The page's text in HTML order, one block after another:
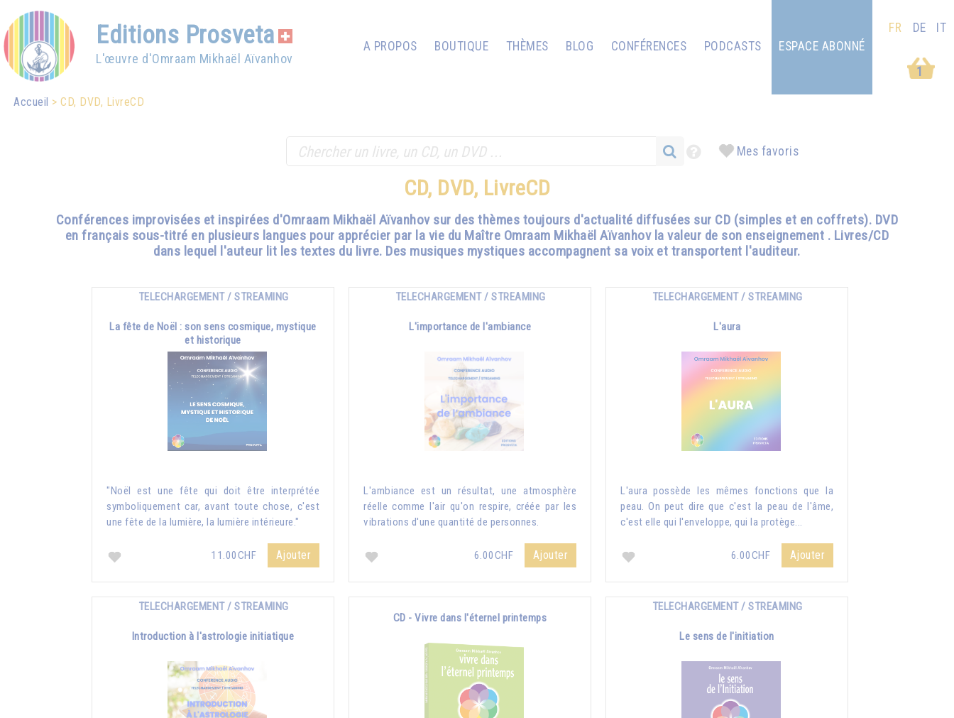
Editions Prosveta
L'œuvre d'Omraam Mikhaël Aïvanhov
A PROPOS BOUTIQUE THÈMES BLOG CONFÉRENCES
PODCASTS
1
ESPACE ABONNÉ
FR DE IT
Accueil CD, DVD, LivreCD
Mes favoris
CD, DVD, LivreCD
Conférences improvisées et inspirées d'Omraam Mikhaël Aïvanhov sur des thèmes toujours d'actualité diffusées sur CD (simples et en coffrets). DVD
en français sous-titré en plusieurs langues pour apprécier par la vie du Maître Omraam Mikhaël Aïvanhov la valeur de son enseignement . Livres/CD
dans lequel l'auteur lit les textes du livre. Des musiques mystiques accompagnent sa voix et transportent l'auditeur.
TELECHARGEMENT / STREAMING
La fête de Noël : son sens cosmique, mystique
et historique
"Noël est une fête qui doit être interprétée
symboliquement car, avant toute chose, c'est
une fête de la lumière, la lumière intérieure."
11.00CHF Ajouter
TELECHARGEMENT / STREAMING
L'importance de l'ambiance
L'ambiance est un résultat, une atmosphère
réelle comme l'air qu'on respire, créée par les
vibrations d'une quantité de personnes.
6.00CHF Ajouter
TELECHARGEMENT / STREAMING
L'aura
L'aura possède les mêmes fonctions que la
peau. On peut dire que c'est la peau de l'âme,
c'est elle qui l'enveloppe, qui la protège...
6.00CHF Ajouter
TELECHARGEMENT / STREAMING
Introduction à l'astrologie initiatique
CD - Vivre dans l'éternel printemps
TELECHARGEMENT / STREAMING
Le sens de l'initiation